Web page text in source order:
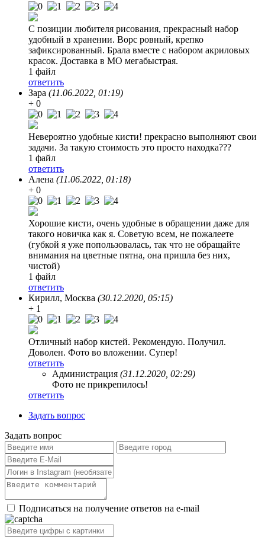
С позиции любителя рисования, прекрасный набор
удобный в хранении. Ворс ровный, крепко
зафиксированный. Брала вместе с набором акриловых
красок. Доставка в МО мегабыстрая.
1 файл
ответить
Зара (11.06.2022, 01:19)
+ 0
Невероятно удобные кисти! прекрасно выполняют свои
задачи. За такую стоимость это просто находка???
1 файл
ответить
Алена (11.06.2022, 01:18)
+ 0
Хорошие кисти, очень удобные в обращении даже для
такого новичка как я. Советую всем, не пожалеете
(губкой я уже попользовалась, так что не обращайте
внимания на цветные пятна, она пришла без них,
чистой)
1 файл
ответить
Кирилл, Москва (30.12.2020, 05:15)
+ 1
Отличный набор кистей. Рекомендую. Получил.
Доволен. Фото во вложении. Супер!
ответить
Администрация (31.12.2020, 02:29)
Фото не прикрепилось!
ответить
Задать вопрос
Задать вопрос
Подписаться на получение ответов на e-mail